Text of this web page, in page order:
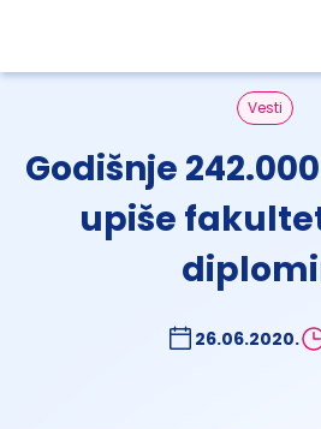
Vesti
Godišnje
upiše
26.06.2020.